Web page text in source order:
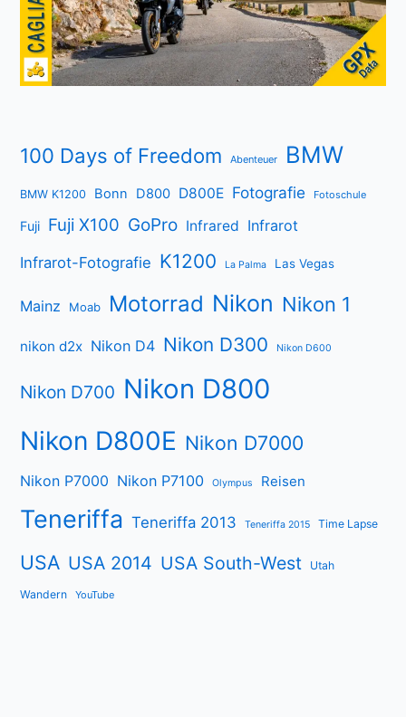
100 Days of Freedom Abenteuer BMW
BMW K1200 Bonn D800 D800E Fotografie Fotoschule
Fuji Fuji X100 GoPro Infrared Infrarot
Infrarot-Fotografie K1200 La Palma Las Vegas
Mainz Moab Motorrad Nikon Nikon 1
nikon d2x Nikon D4 Nikon D300 Nikon D600
Nikon D700 Nikon D800
Nikon D800E Nikon D7000
Nikon P7000 Nikon P7100 Olympus Reisen
Teneriffa Teneriffa 2013 Teneriffa 2015 Time Lapse
USA USA 2014 USA South-West Utah
Wandern YouTube